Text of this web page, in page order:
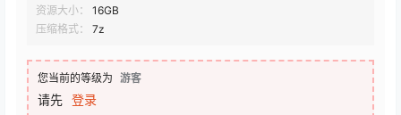
资源大小：
16GB
压缩格式：
7z
您当前的等级为 游客
请先 登录